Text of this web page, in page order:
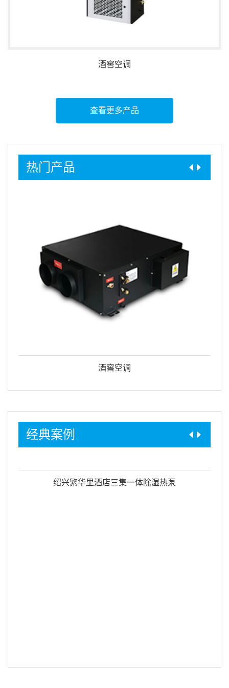
酒窖空调
查看更多产品
热门产品
调温除湿机
经典案例
绍兴繁华里酒店三集一体除湿热泵